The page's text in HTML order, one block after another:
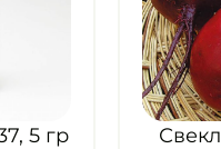
5 гр